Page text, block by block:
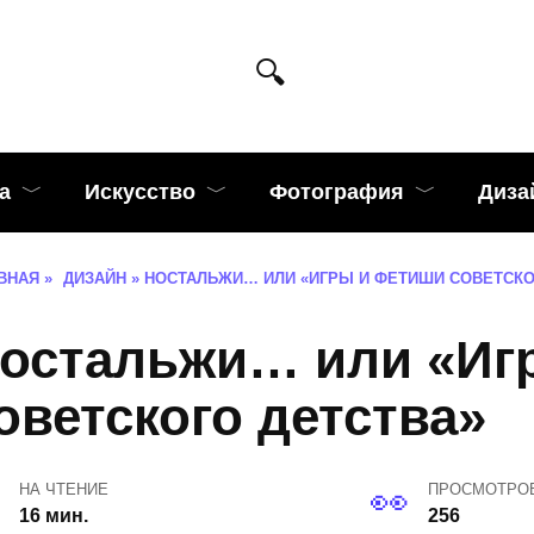
Искусство Фотография
» ДИЗАЙН » НОСТАЛЬЖИ… ИЛИ «ИГРЫ И ФЕТИШИ
или
детства»
НА ЧТЕНИЕ
16 мин. 256